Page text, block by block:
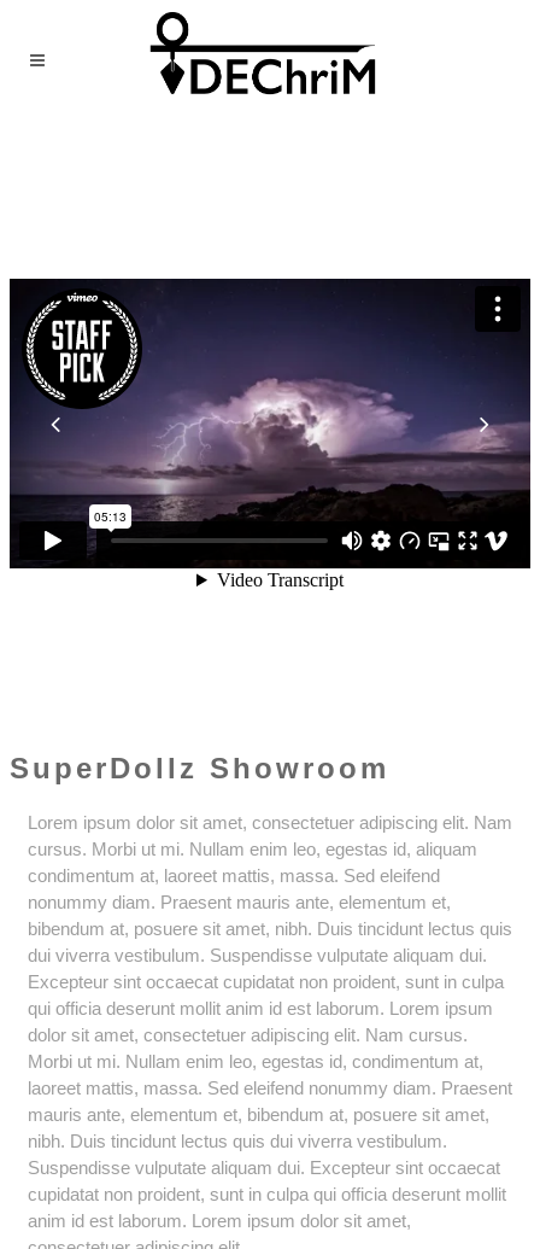
SuperDollz Showroom
Lorem ipsum dolor sit amet, consectetuer adipiscing elit. Nam
cursus. Morbi ut mi. Nullam enim leo, egestas id, aliquam
condimentum at, laoreet mattis, massa. Sed eleifend
nonummy diam. Praesent mauris ante, elementum et,
bibendum at, posuere sit amet, nibh. Duis tincidunt lectus quis
dui viverra vestibulum. Suspendisse vulputate aliquam dui.
Excepteur sint occaecat cupidatat non proident, sunt in culpa
qui officia deserunt mollit anim id est laborum. Lorem ipsum
dolor sit amet, consectetuer adipiscing elit. Nam cursus.
Morbi ut mi. Nullam enim leo, egestas id, condimentum at,
laoreet mattis, massa. Sed eleifend nonummy diam. Praesent
mauris ante, elementum et, bibendum at, posuere sit amet,
nibh. Duis tincidunt lectus quis dui viverra vestibulum.
Suspendisse vulputate aliquam dui. Excepteur sint occaecat
cupidatat non proident, sunt in culpa qui officia deserunt mollit
anim id est laborum. Lorem ipsum dolor sit amet,